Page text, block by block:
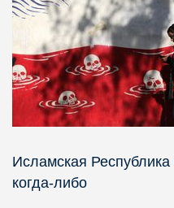
Исламская
когда-либо